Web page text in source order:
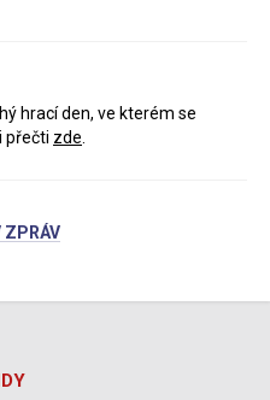
hrací den, ve kterém se
přečti zde
ZPRÁV